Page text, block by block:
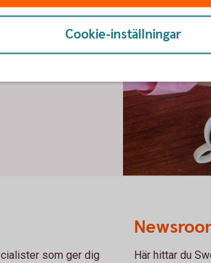
runt pension och
som ger dig
Här hittar du
Cookie-inställningar